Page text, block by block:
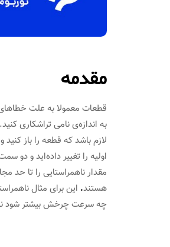
مقدمه
قطعات معمولا به علت خطاهای
به اندازه‌ی نامی تراشکاری
لازم باشد که قطعه را باز
اولیه را تغییر داده‌اید و دو
مقدار ناهمراستایی را تا حد
هستند. این برای مثال
چه سرعت چرخش بیشتر شود